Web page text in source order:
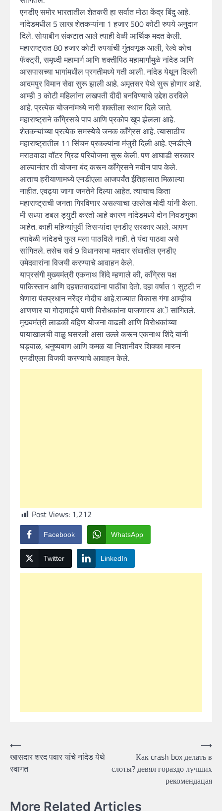
एनडीए समोर भारतातील शेतकरी हा सर्वात मोठा केंद्र बिंदु आहे.
नांदेडमधील 5 लाख शेतकऱ्यांना 1 हजार 500 कोटी रुपये अनुदान
दिले. सोयाबीन संकटात आले त्याही वेळी आर्थिक मदत केली.
महाराष्ट्रात 80 हजार कोटी रुपयांची गुंतवणूक आली, रेल्वे कोच
फॅक्ट्री, समृध्दी महामार्ग आणि शक्तीपिठ महामार्गांमुळे नांदेड आणि
आसपासच्या भागांमधील प्रगतीमध्ये गती आली. नांदेड येथून दिल्ली
आदमपुर विमान सेवा सुरू झाली आहे. अमृतसर येथे सुरू होणार आहे.
आम्ही 3 कोटी महिलांना लखपती दीदी बनविण्याचे उद्देश ठरविले
आहे. प्रत्येक योजनांमध्ये नारी शक्तीला स्थान दिले जाते.
महाराष्ट्राने कॉंगे्रसचे पाप आणि प्रकोप खुप झेलला आहे.
शेतकऱ्यांच्या प्रत्येक समस्येचे जनक कॉंगे्रस आहे. त्यासाठीच
महाराष्ट्रातील 11 सिंचन प्रकल्पांना मंजुरी दिली आहे. एनडीएने
मराठवाडा वॉटर ग्रिड परियोजना सुरू केली. पण आघाडी सरकार
आल्यानंतर ती योजना बंद करून कॉंगे्रसने नवीन पाप केले.
आताच हरीयाणामध्ये एनडीएला आजपर्यंत ईतिहासात मिळाल्या
नाहीत. एवढ्या जागा जनतेने दिल्या आहेत. त्याचाच किता
महाराष्ट्राची जनता गिरविणार असल्याचा उल्लेख मोदी यांनी केला.
मी सध्या डबल ड्युटी करतो आहे कारण नांदेडमध्ये दोन निवडणुका
आहेत. काही महिन्यांपुर्वी तिसऱ्यांदा एनडीए सरकार आले. आपण
त्यावेळी नांदेडचे फुल मला पाठविले नाही. ते यंदा पाठवा असे
सांगितले. तसेच सर्व 9 विधानसभा मतदार संघातील एनडीए
उमेदवारांना विजयी करण्याचे आवाहन केले.
याप्रसंगी मुख्यमंत्री एकनाथ शिंदे म्हणाले की, कॉंगे्रस पक्ष
पाकिस्तान आणि दहशतवादद्यांना पाठींबा देतो. दहा वर्षात 1 सुट्टी न
घेणारा पंतप्रधान नरेंद्र मोदीच आहे.राज्यात विकास गंगा आम्हीच
आणणार या गोदामाईचे पाणी विरोधकांना पाजणारच अॆ सांगितले.
मुख्यमंत्री लाडकी बहिण योजना वाढली आणि विरोधकांच्या
पायाखालची वाळु घसरली असा उल्ले करून एकनाथ शिंदे यांनी
घड्याळ, धनुष्यबाण आणि कमळ या निशानीवर शिक्का मारुन
एनडीएला विजयी करण्याचे आवाहन केले.
Post Views: 1,212
Facebook WhatsApp
Twitter LinkedIn
Post
navigation
⟵
खासदार शरद पवार यांचे नांदेड येथे
स्वागत
Как crash box делать в
слоты? девял гораздо лучших
рекомендацая
⟶
More Related Articles